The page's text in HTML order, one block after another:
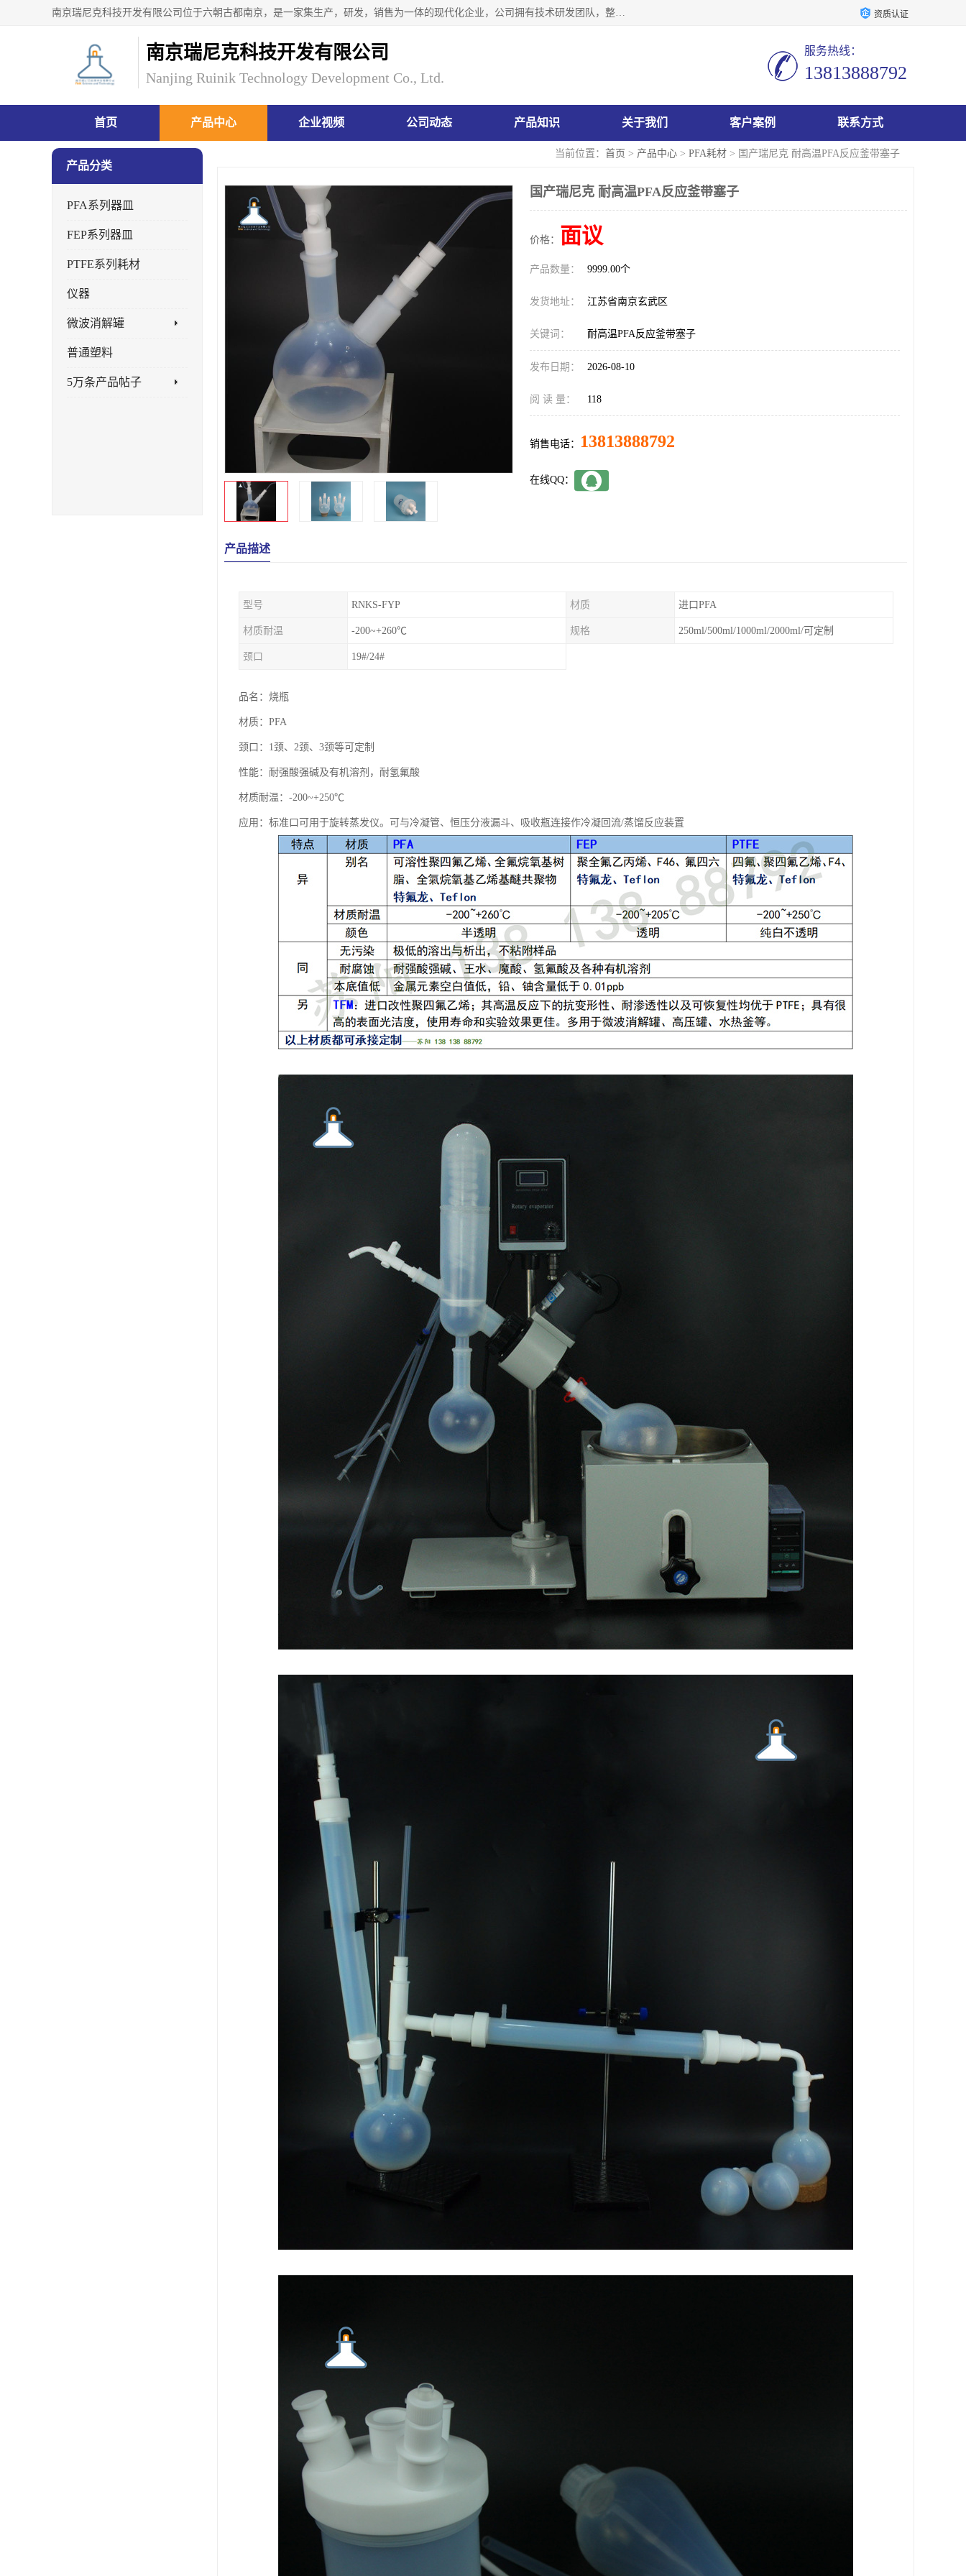
南京瑞尼克科技开发有限公司位于六朝古都南京，是一家集生产，研发，销售为一体的现代化企业，公司拥有技术研发团队，整洁明亮的厂房及的技术仪器设备，技术力量雄厚。公司长久以来一直坚持以生产研发国内完mei的痕量分析器皿为目标，客户满意的实验需求是我们永远的追求。长久以来与客户建立了良好的合作关系，在同行业中建立了自己的信誉与品牌。公司将一如既往的奋进不息，为客户带来为舒心的服务！ 资质认证
南京瑞尼克科技开发有限公司
Nanjing Ruinik Technology Development Co., Ltd.
服务热线：
13813888792
首页 产品中心 企业视频 公司动态 产品知识 关于我们 客户案例 联系方式
当前位置： 首页 > 产品中心 > PFA耗材 > 国产瑞尼克 耐高温PFA反应釜带塞子
产品分类
PFA系列器皿
FEP系列器皿
PTFE系列耗材
仪器
微波消解罐
普通塑料
5万条产品帖子
国产瑞尼克 耐高温PFA反应釜带塞子
价格： 面议
产品数量： 9999.00个
发货地址： 江苏省南京玄武区
关键词： 耐高温PFA反应釜带塞子
发布日期： 2026-08-10
阅 读 量： 118
销售电话： 13813888792
在线QQ：
产品描述
型号 RNKS-FYP 材质 进口PFA
材质耐温 -200~+260℃ 规格 250ml/500ml/1000ml/2000ml/可定制
颈口 19#/24#
品名：烧瓶
材质：PFA
颈口：1颈、2颈、3颈等可定制
性能：耐强酸强碱及有机溶剂，耐氢氟酸
材质耐温：-200~+250℃
应用：标准口可用于旋转蒸发仪。可与冷凝管、恒压分液漏斗、吸收瓶连接作冷凝回流/蒸馏反应装置